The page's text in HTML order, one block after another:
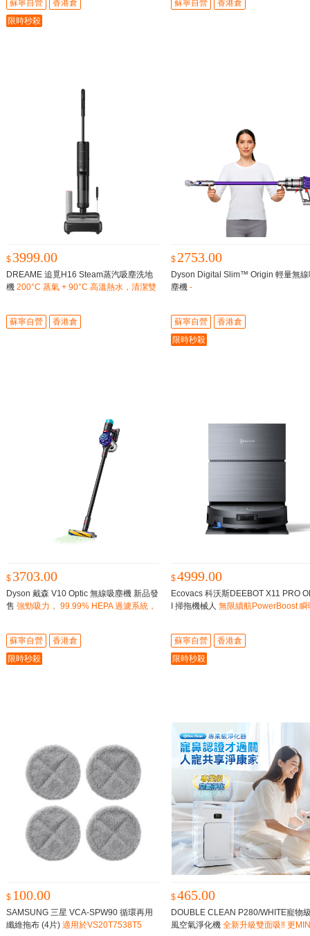
蘇寧自營
香港倉
限時秒殺
蘇寧自營 香港倉
$ 3999.00
DREAME 追覓H16 Steam蒸汽吸塵洗地
機 200°C 蒸氣 + 90°C 高溫熱水，清潔雙
蘇寧自營 香港倉
$ 2753.00
Dyson Digital Slim™ Origin 輕量無線
塵機 -
蘇寧自營
香港倉
限時秒殺
$ 3703.00
Dyson 戴森 V10 Optic 無線吸塵機 新品發
售 強勁吸力， 99.99% HEPA 過濾系統，
蘇寧自營
香港倉
限時秒殺
$4999.00
Ecovacs 科沃斯DEEBOT X11 PRO
I 掃拖機械人 無限續航PowerBoost 瞬
蘇寧自營
香港倉
限時秒殺
$ 100.00
SAMSUNG 三星 VCA-SPW90 循環再用
纖維拖布 (4片) 適用於VS20T7538T5
$465.00
DOUBLE CLEAN P280/WHITE寵物
風空氣淨化機 全新升級雙面吸‼️ 更